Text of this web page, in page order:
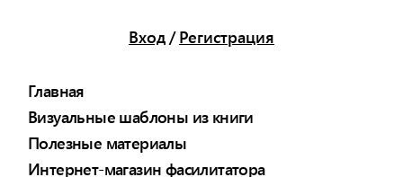
Вход/ Регистрация
Главная
Визуальные шаблоны из книги
Полезные материалы
Интернет-магазин фасилитатора